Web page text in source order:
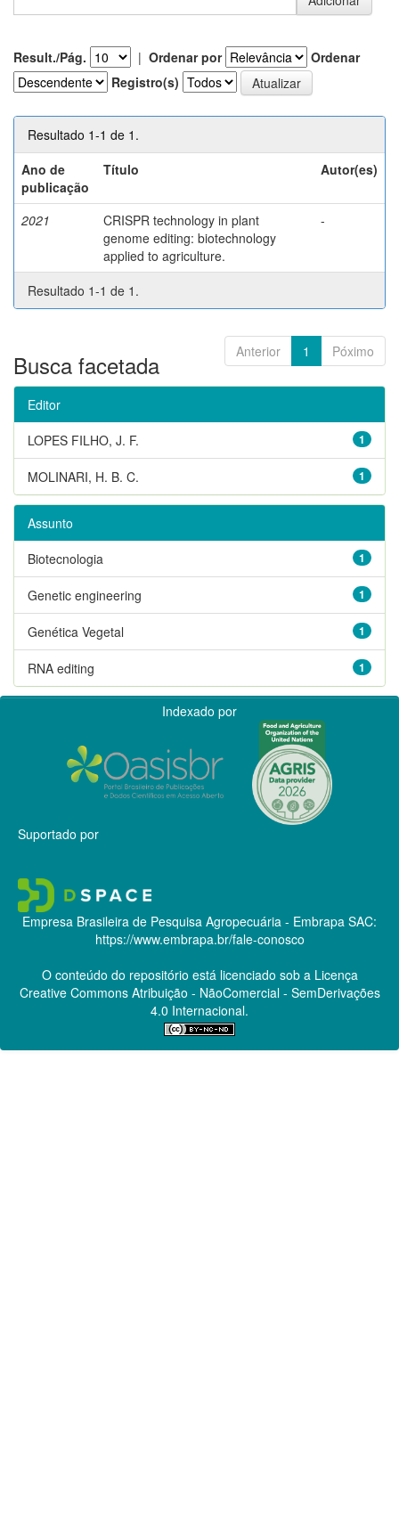
Result./Pág. | Ordenar por
Ordenar
Registro(s)
Resultado 1-1 de 1.
Ano de
publicação
Título Autor(es)
2021
CRISPR technology in plant
genome editing: biotechnology
applied to agriculture.
-
Resultado 1-1 de 1.
Anterior 1 Póximo
Busca facetada
Editor
1
LOPES FILHO, J. F.
1
MOLINARI, H. B. C.
Assunto
1
Biotecnologia
1
Genetic engineering
1
Genética Vegetal
1
RNA editing
Indexado por
Suportado por
Empresa Brasileira de Pesquisa Agropecuária - Embrapa SAC:
https://www.embrapa.br/fale-conosco
O conteúdo do repositório está licenciado sob a Licença
Creative CommonsAtribuição - NãoComercial - SemDerivações
4.0 Internacional.